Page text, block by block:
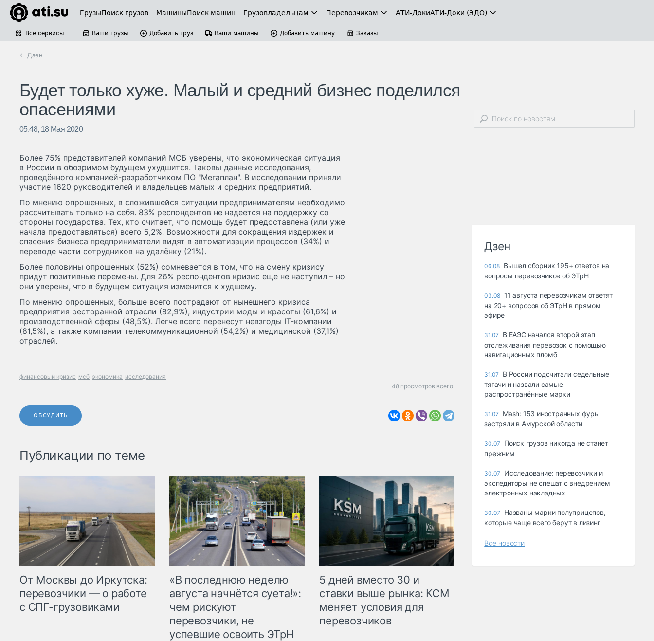
ГрузыПоиск грузов МашиныПоиск машин Грузовладельцам Перевозчикам АТИ-ДокиАТИ-Доки (ЭДО)
Все сервисы Ваши грузы Добавить груз Ваши машины Добавить машину Заказы
← Дзен
Будет только хуже. Малый и средний бизнес поделился
опасениями
05:48, 18 Мая 2020
Более 75% представителей компаний МСБ уверены, что экономическая ситуация
в России в обозримом будущем ухудшится. Таковы данные исследования,
проведённого компанией-разработчиком ПО "Мегаплан". В исследовании приняли
участие 1620 руководителей и владельцев малых и средних предприятий.
По мнению опрошенных, в сложившейся ситуации предпринимателям необходимо
рассчитывать только на себя. 83% респондентов не надеется на поддержку со
стороны государства. Тех, кто считает, что помощь будет предоставлена (или уже
начала предоставляться) всего 5,2%. Возможности для сокращения издержек и
спасения бизнеса предприниматели видят в автоматизации процессов (34%) и
переводе части сотрудников на удалёнку (21%).
Более половины опрошенных (52%) сомневается в том, что на смену кризису
придут позитивные перемены. Для 26% респондентов кризис еще не наступил – но
они уверены, что в будущем ситуация изменится к худшему.
По мнению опрошенных, больше всего пострадают от нынешнего кризиса
предприятия ресторанной отрасли (82,9%), индустрии моды и красоты (61,6%) и
производственной сферы (48,5%). Легче всего перенесут невзгоды IT-компании
(81,5%), а также компании телекоммуникационной (54,2%) и медицинской (37,1%)
отраслей.
финансовый кризис мсб экономика исследования
48 просмотров всего.
ОБСУДИТЬ
Публикации по теме
От Москвы до Иркутска:
перевозчики — о работе
с СПГ-грузовиками
«В последнюю неделю
августа начнётся суета!»:
чем рискуют
перевозчики, не
успевшие освоить ЭТрН
5 дней вместо 30 и
ставки выше рынка: КСМ
меняет условия для
перевозчиков
Дзен
06.08 Вышел сборник 195+ ответов на
вопросы перевозчиков об ЭТрН
03.08 11 августа перевозчикам ответят
на 20+ вопросов об ЭТрН в прямом
эфире
31.07
В ЕАЭС начался второй этап
отслеживания перевозок с помощью
навигационных пломб
31.07
В России подсчитали седельные
тягачи и назвали самые
распространённые марки
31.07
Mash: 153 иностранных фуры
застряли в Амурской области
30.07
Поиск грузов никогда не станет
прежним
30.07
Исследование: перевозчики и
экспедиторы не спешат с внедрением
электронных накладных
30.07
Названы марки полуприцепов,
которые чаще всего берут в лизинг
Все новости